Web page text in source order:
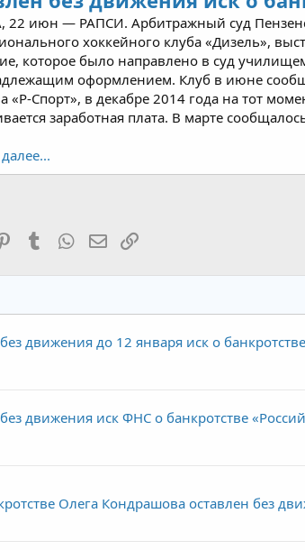
июн — РАПСИ. Арбитражный суд
хоккейного клуба «Дизель»,
которое было направлено в суд
оформлением. Клуб в июне
«Р-Спорт», в декабре 2014 года на тот
заработная плата. В марте
PinterestTumblrWhatsAppЭлектронная почта
Ссылка
движения до 12 января иск о
движения иск ФНС о банкротстве
Олега Кондрашова оставлен без